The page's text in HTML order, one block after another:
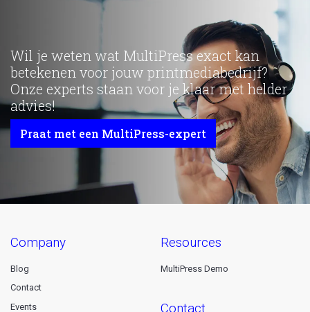
Wil je weten wat MultiPress exact kan
betekenen voor jouw printmediabedrijf?
Onze experts staan voor je klaar met helder
advies!
Praat met een MultiPress-expert
company
Blog
Contact
Events
resources
MultiPress Demo
contact